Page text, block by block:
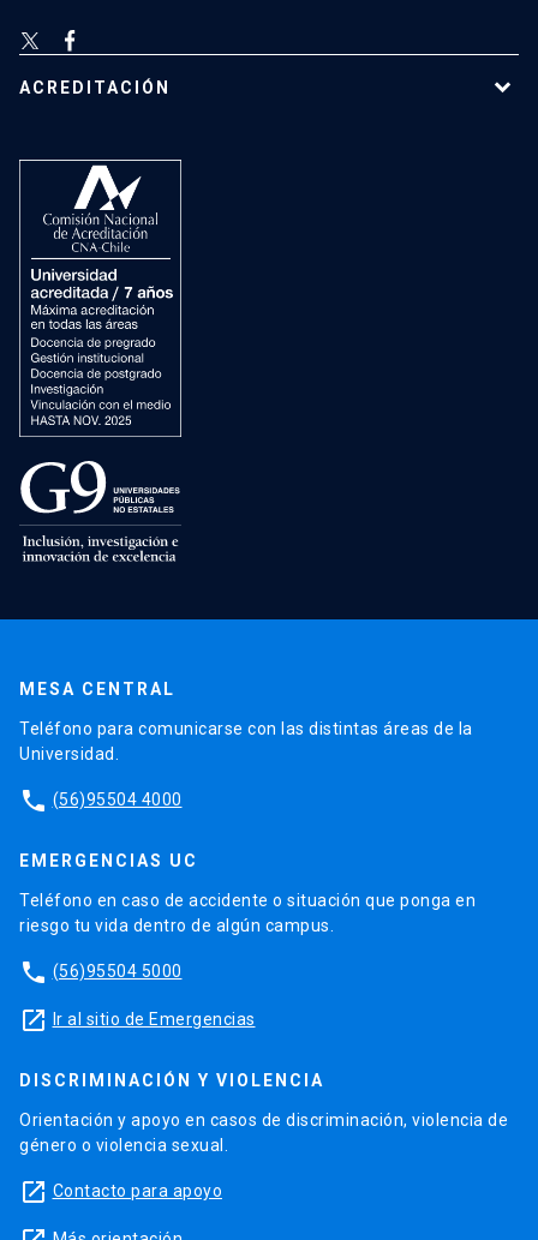
ACREDITACIÓN
MESA CENTRAL
Teléfono para comunicarse con las distintas áreas de la
Universidad.
phone (56)95504 4000
EMERGENCIAS UC
Teléfono en caso de accidente o situación que ponga en
riesgo tu vida dentro de algún campus.
phone (56)95504 5000
launch Ir al sitio de Emergencias
DISCRIMINACIÓN Y VIOLENCIA
Orientación y apoyo en casos de discriminación, violencia de
género o violencia sexual.
launch Contacto para apoyo